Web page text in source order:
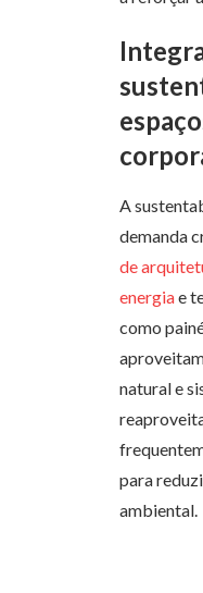
A
demanda
de
energiae
como
natural e
para
ambiental.